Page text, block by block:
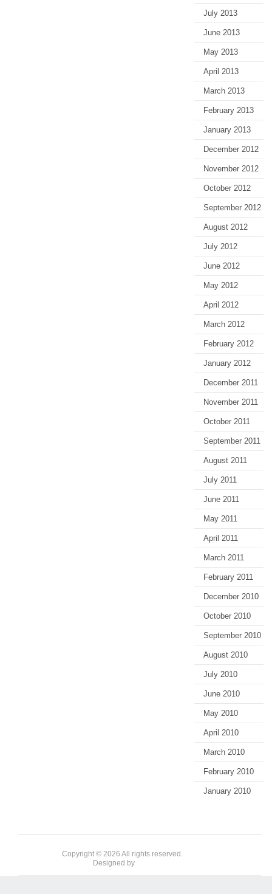
July 2013
June 2013
May 2013
April 2013
March 2013
February 2013
January 2013
December 2012
November 2012
October 2012
September 2012
August 2012
July 2012
June 2012
May 2012
April 2012
March 2012
February 2012
January 2012
December 2011
November 2011
October 2011
September 2011
August 2011
July 2011
June 2011
May 2011
April 2011
March 2011
February 2011
December 2010
October 2010
September 2010
August 2010
July 2010
June 2010
May 2010
April 2010
March 2010
February 2010
January 2010
Copyright © 2026 All rights reserved.
Designed by